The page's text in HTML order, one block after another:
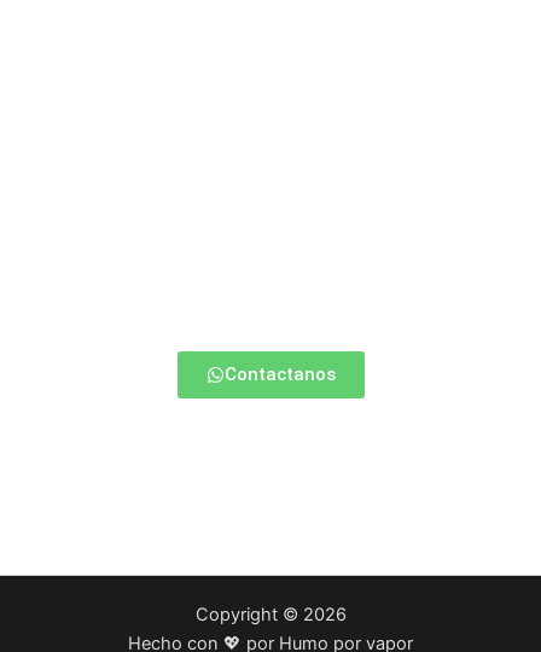
Contactanos
Copyright © 2026
Hecho con 💖 por Humo por vapor